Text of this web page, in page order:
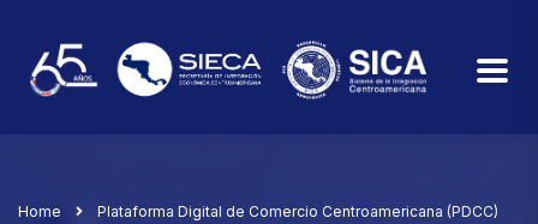
Home
Plataforma Digital de Comercio Centroamericana (PDCC)